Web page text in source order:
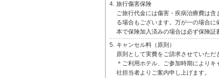
4. 旅行傷害保険
ご旅行代金には傷害・疾病治療費は
る場合もございます。万が一の場合
本で保険加入済みの場合は必ず保険証
5. キャンセル料（原則）
原則として実費をご請求させていただ
＊ご利用ホテル、ご参加時期により
社担当者よりご案内申し上げます。